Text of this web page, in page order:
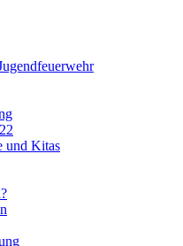
und Kitas